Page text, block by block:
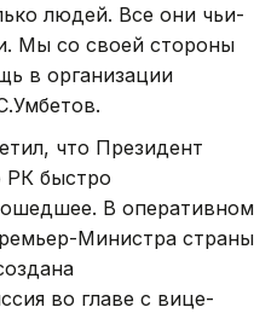
людей. Все они чьи-
Мы со своей стороны
в организации
что Президент
РК быстро
В оперативном
Министра страны
во главе с вице-